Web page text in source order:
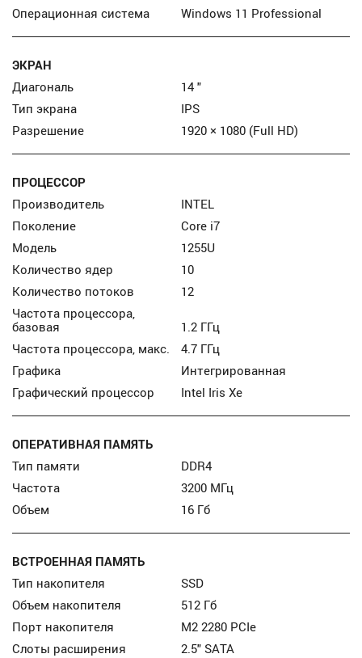
Операционная система
Windows 11 Professional
ЭКРАН
Диагональ
14 "
Тип экрана
IPS
Разрешение
1920 × 1080 (Full HD)
ПРОЦЕССОР
Производитель
INTEL
Поколение
Core i7
Модель
1255U
Количество ядер
10
Количество потоков
12
Частота процессора,
базовая
1.2 ГГц
Частота процессора, макс.
4.7 ГГц
Графика
Интегрированная
Графический процессор
Intel Iris Xe
ОПЕРАТИВНАЯ ПАМЯТЬ
Тип памяти
DDR4
Частота
3200 МГц
Объем
16 Гб
ВСТРОЕННАЯ ПАМЯТЬ
Тип накопителя
SSD
Объем накопителя
512 Гб
Порт накопителя
М2 2280 PCIe
Слоты расширения
2.5" SATA